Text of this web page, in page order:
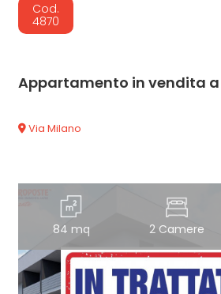
Cod.
4870
Appartamento in vendita a
Via Milano
84 mq 2 Camere